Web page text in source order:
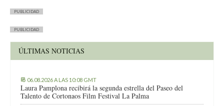
PUBLICIDAD
PUBLICIDAD
ÚLTIMAS NOTICIAS
06.08.2026 A LAS 10:08 GMT
Laura Pamplona recibirá la segunda estrella del Paseo del
Talento de Cortonaos Film Festival La Palma